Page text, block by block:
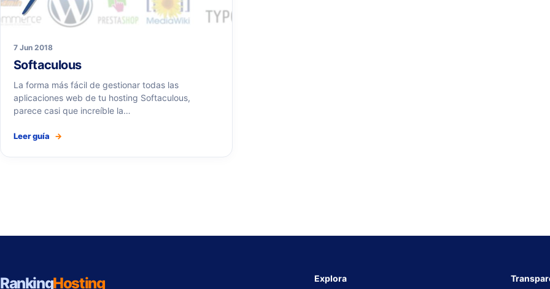
7 Jun 2018
Softaculous
La forma más fácil de gestionar todas las
aplicaciones web de tu hosting Softaculous,
parece casi que increíble la…
Leer guía →
RankingHosting Explora